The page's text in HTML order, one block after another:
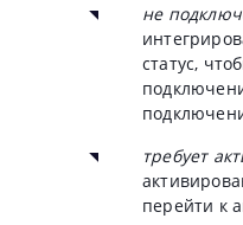
не
статус,
требует
перейти к